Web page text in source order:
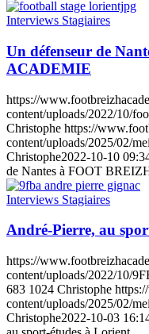
Interviews Stagiaires
Un défenseur de
ACADEMIE
https://
content/uploads/2022/10/
Christophe https://
content/uploads/2025/02/
Christophe2022-10-10
de Nantes à FOOT
Interviews Stagiaires
André-Pierre, au
https://
content/uploads/2022/10/
683 1024 Christophe
content/uploads/2025/02/
Christophe2022-10-03